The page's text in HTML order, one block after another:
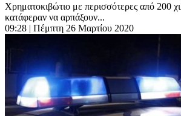
Χρηματοκιβώτιο με περισσότερες από 200
κατάφεραν να αρπάξουν...
09:28 | Πέμπτη 26 Μαρτίου 2020